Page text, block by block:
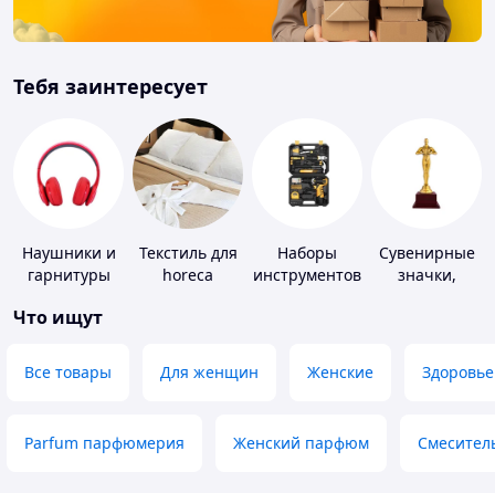
Тебя заинтересует
Наушники и
гарнитуры
Текстиль для
horeca
Наборы
инструментов
Сувенирные
значки,
Что ищут
Все товары Для женщин Женские Здоровье
Parfum парфюмерия Женский парфюм